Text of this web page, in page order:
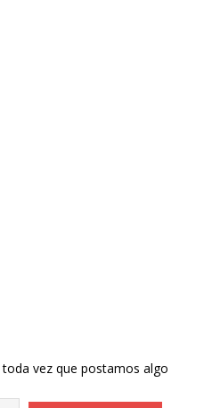
vez que postamos algo